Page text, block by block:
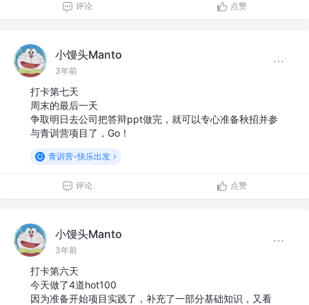
评论 点赞
小馒头Manto
3年前
打卡第七天
周末的最后一天
争取明日去公司把答辩ppt做完，就可以专心准备秋招并参
与青训营项目了，Go！
青训营-快乐出发
评论 点赞
小馒头Manto
3年前
打卡第六天
今天做了4道hot100
因为准备开始项目实践了，补充了一部分基础知识，又看